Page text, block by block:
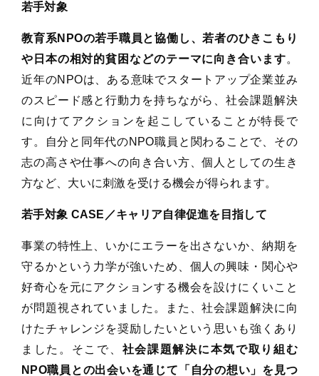
若手対象
教育系NPOの若手職員と協働し、若者のひきこもり
や日本の相対的貧困などのテーマに向き合います。
近年のNPOは、ある意味でスタートアップ企業並み
のスピード感と行動力を持ちながら、社会課題解決
に向けてアクションを起こしていることが特長で
す。自分と同年代のNPO職員と関わることで、その
志の高さや仕事への向き合い方、個人としての生き
方など、大いに刺激を受ける機会が得られます。
若手対象 CASE／キャリア自律促進を目指して
事業の特性上、いかにエラーを出さないか、納期を
守るかという力学が強いため、個人の興味・関心や
好奇心を元にアクションする機会を設けにくいこと
が問題視されていました。また、社会課題解決に向
けたチャレンジを奨励したいという思いも強くあり
ました。そこで、 社会課題解決に本気で取り組む
NPO職員との出会いを通じて「自分の想い」を見つ